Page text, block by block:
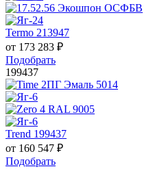
Termo 213947
от 173 283 ₽
Подобрать
199437
Trend 199437
от 160 547 ₽
Подобрать